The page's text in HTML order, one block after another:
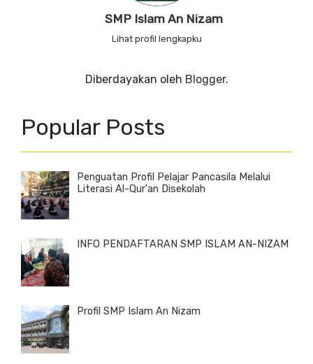
SMP Islam An Nizam
Lihat profil lengkapku
Diberdayakan oleh Blogger.
Popular Posts
Penguatan Profil Pelajar Pancasila Melalui
Literasi Al-Qur'an Disekolah
INFO PENDAFTARAN SMP ISLAM AN-NIZAM
Profil SMP Islam An Nizam